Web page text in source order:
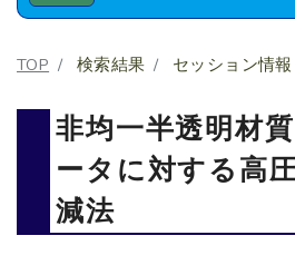
TOP 検索結果 セッション情報
非均一半透明材
ータに対する高
減法